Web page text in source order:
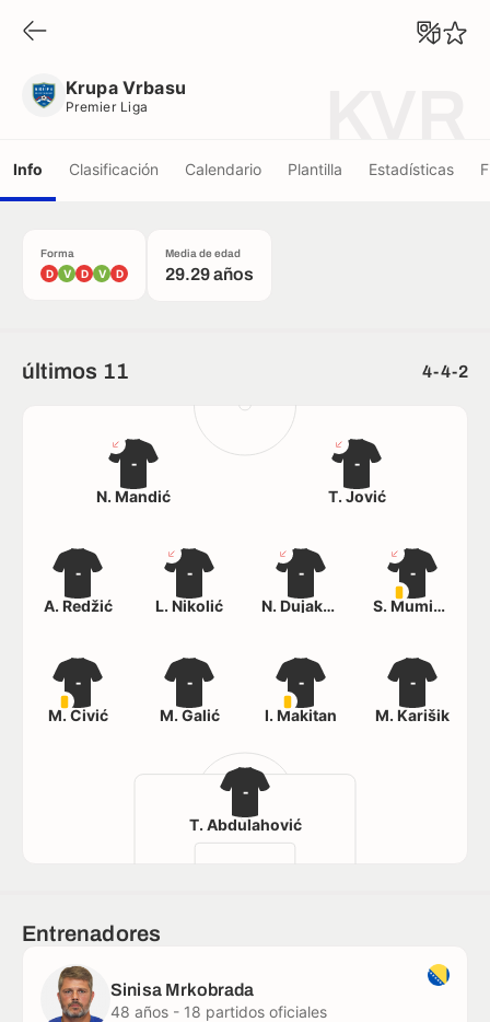
Krupa Vrbasu
Premier Liga
Info Clasificación Calendario Plantilla Estadísticas
Forma
D V D V D
Media de edad
29.29 años
últimos 11 4-4-2
-
T. Abdulahović
-
M. Čivić
-
M. Galić
-
I. Makitan
-
M. Karišik
-
A. Redžić
-
L. Nikolić
-
N. Dujaković
-
S. Muminović
-
N. Mandić
-
T. Jović
Entrenadores
Sinisa Mrkobrada
48 años - 18 partidos oficiales